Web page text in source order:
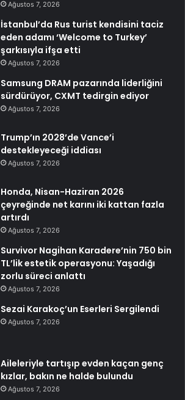
Ağustos 7, 2026
İstanbul’da Rus turist kendisini taciz
eden adamı ‘Welcome to Turkey’
şarkısıyla ifşa etti
Ağustos 7, 2026
Samsung DRAM pazarında liderliğini
sürdürüyor, CXMT tedirgin ediyor
Ağustos 7, 2026
Trump’ın 2028’de Vance’i
destekleyeceği iddiası
Ağustos 7, 2026
Honda, Nisan-Haziran 2026
çeyreğinde net karını iki kattan fazla
artırdı
Ağustos 7, 2026
Survivor Nagihan Karadere’nin 750 bin
TL’lik estetik operasyonu: Yaşadığı
zorlu süreci anlattı
Ağustos 7, 2026
Sezai Karakoç’un Eserleri Sergilendi
Ağustos 7, 2026
Aileleriyle tartışıp evden kaçan genç
kızlar, bakın ne halde bulundu
Ağustos 7, 2026